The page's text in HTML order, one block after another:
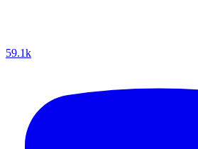
59.1k